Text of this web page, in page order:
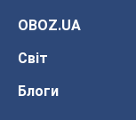
OBOZ.UA
Світ
Блоги